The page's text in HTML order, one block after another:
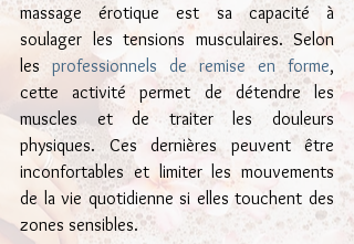
massage érotique est sa capacité à
soulager les tensions musculaires. Selon
les professionnels de remise en forme,
cette activité permet de détendre les
muscles et de traiter les douleurs
physiques. Ces dernières peuvent être
inconfortables et limiter les mouvements
de la vie quotidienne si elles touchent des
zones sensibles.